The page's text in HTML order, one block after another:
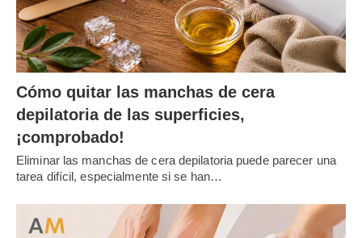
Cómo quitar las manchas de cera
depilatoria de las superficies,
¡comprobado!
Eliminar las manchas de cera depilatoria puede parecer una
tarea difícil, especialmente si se han…